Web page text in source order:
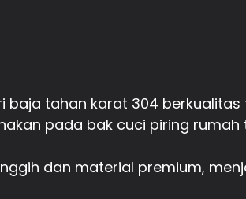
tahan karat 304
pada bak cuci piring rumah
dan material premium,